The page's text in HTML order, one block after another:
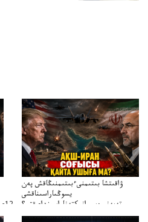
سترات12ي14ىشىلدەدەگىاسكەريستراتەگيالىقاحۋال
ۋاقىتشا بىتىمنىءبىتىمنىڭاقش پەن
يسوڭىاراسىناقشى
تەپەنىرەسيرانىكتەناراسىنداعىقتى؟
تەكەتىرەسنەلىكتەنقايتاۋشىقتى؟